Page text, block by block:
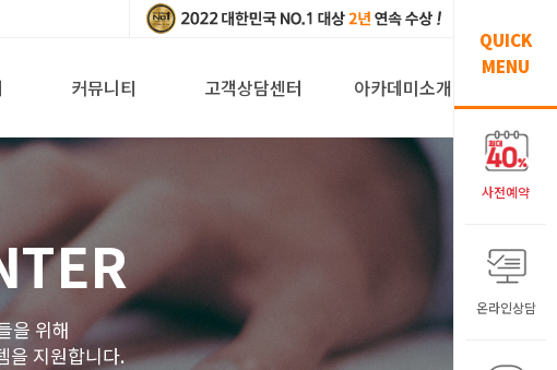
커뮤니티 고객상담센터 아카데미소개
QUICK
MENU
사전예약
온라인상담
을 위해
을 지원합니다.